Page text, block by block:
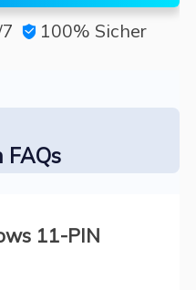
 100% Sicher
FAQs
11-PIN